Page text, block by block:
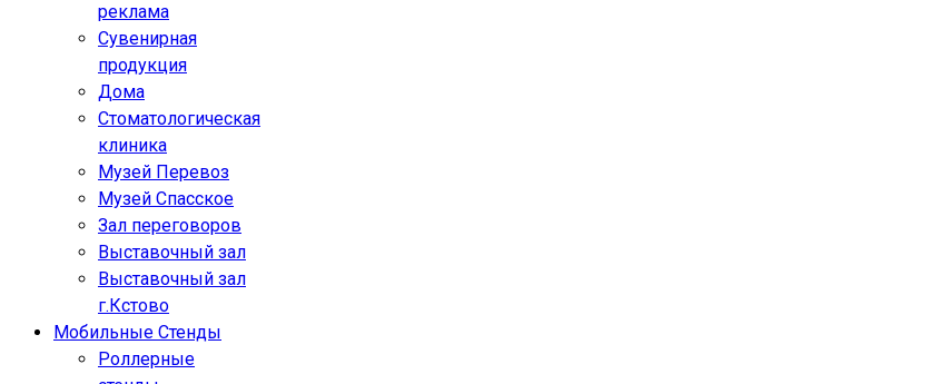
реклама
Сувенирная
продукция
Дома
Стоматологическая
клиника
Музей Перевоз
Музей Спасское
Зал переговоров
Выставочный зал
Выставочный зал
г.Кстово
Мобильные Стенды
Роллерные